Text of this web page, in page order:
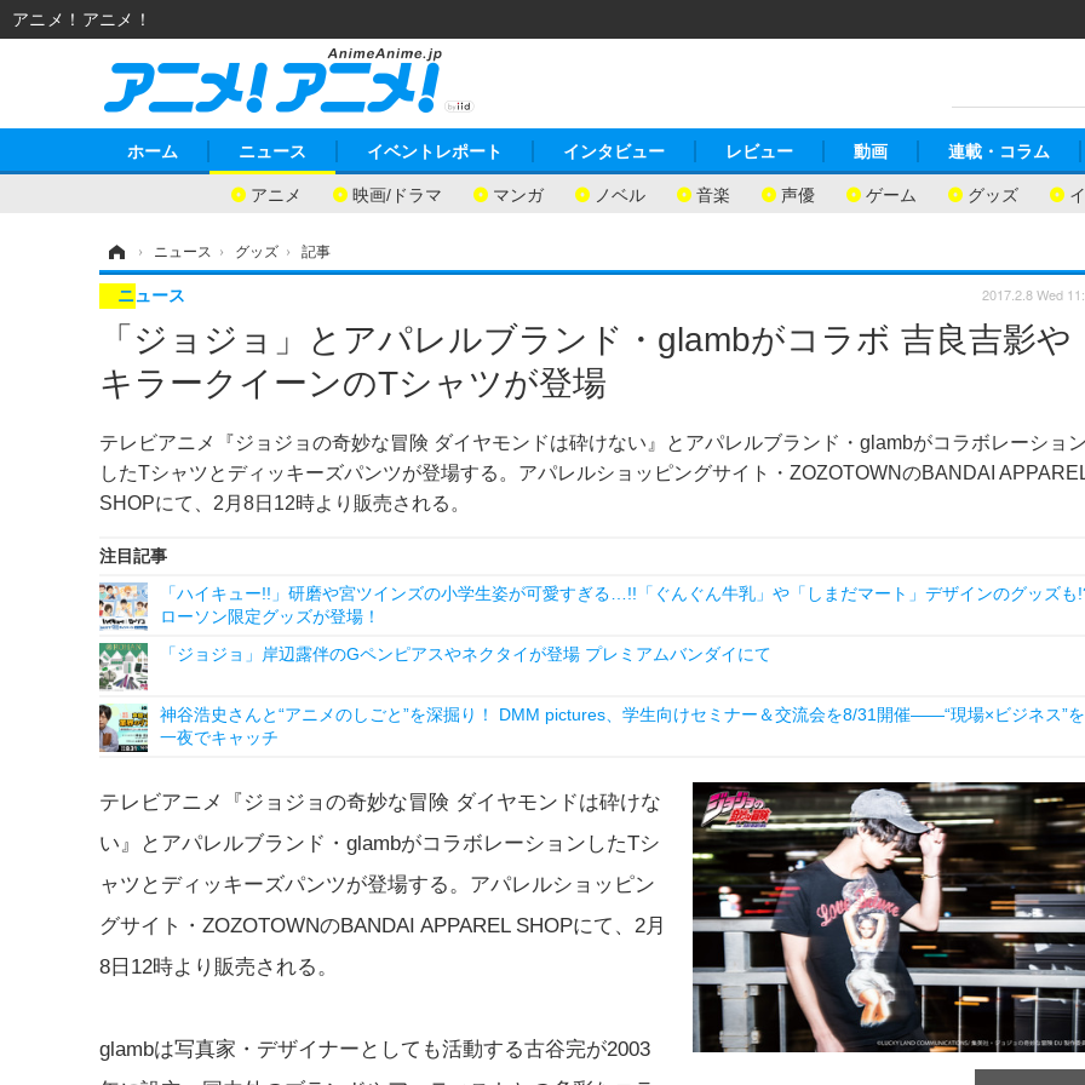
ホーム ニュース
アニメ 映画/ドラマ マンガ ノベル 音楽 声優 ゲーム グッズ
イベントレポート インタビュー レビュー 動画 連載・コラム
› ニュース › グッズ › 記事
「ジョジョ」とアパレルブランド・glambがコラボ 吉良吉影や
キラークイーンのTシャツが登場
テレビアニメ『ジョジョの奇妙な冒険 ダイヤモンドは砕けない』とアパレルブランド・glambがコラボレーショ
したTシャツとディッキーズパンツが登場する。アパレルショッピングサイト・ZOZOTOWNのBANDAI
SHOPにて、2月8日12時より販売される。
ニュース 2017.2.8 Wed
注目記事
「ハイキュー!!」研磨や宮ツインズの小学生姿が可愛すぎる…!!「ぐんぐん牛乳」や「しまだマート」デザインのグッズも
ローソン限定グッズが登場！
「ジョジョ」岸辺露伴のGペンピアスやネクタイが登場 プレミアムバンダイにて
神谷浩史さんと“アニメのしごと”を深掘り！ DMM pictures、学生向けセミナー＆交流会を8/31開催――“現場×ビジネス”を
一夜でキャッチ
テレビアニメ『ジョジョの奇妙な冒険 ダイヤモンドは砕けな
い』とアパレルブランド・glambがコラボレーションしたTシ
ャツとディッキーズパンツが登場する。アパレルショッピン
グサイト・ZOZOTOWNのBANDAI APPAREL SHOPにて、2月
8日12時より販売される。
glambは写真家・デザイナーとしても活動する古谷完が2003
アニメ！アニメ！